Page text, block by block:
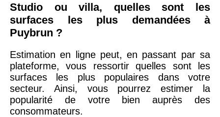
Studio ou villa, quelles sont les
surfaces les plus demandées à
Puybrun ?
Estimation en ligne peut, en passant par sa
plateforme, vous ressortir quelles sont les
surfaces les plus populaires dans votre
secteur. Ainsi, vous pourrez estimer la
popularité de votre bien auprès des
consommateurs.